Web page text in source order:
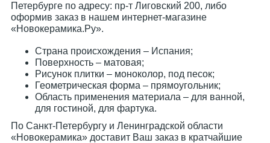
Петербурге по адресу: пр-т Лиговский 200, либо
оформив заказ в нашем интернет-магазине
«Новокерамика.Ру».
Страна происхождения – Испания;
Поверхность – матовая;
Рисунок плитки – моноколор, под песок;
Геометрическая форма – прямоугольник;
Область применения материала – для ванной,
для гостиной, для фартука.
По Санкт-Петербургу и Ленинградской области
«Новокерамика» доставит Ваш заказ в кратчайшие